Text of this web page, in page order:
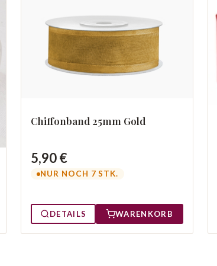
Chiffonband 25mm Gold
5,90 €
NUR NOCH 7 STK.
DETAILS WARENKORB